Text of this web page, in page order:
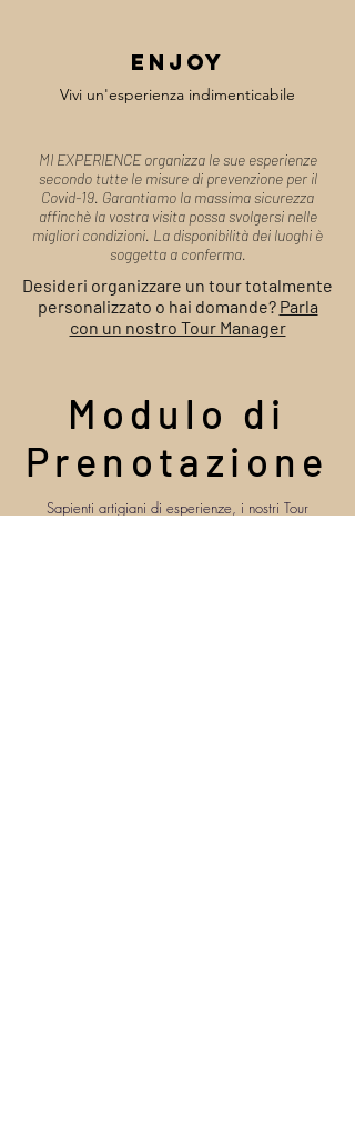
enjoy
Vivi un'esperienza indimenticabile
MI EXPERIENCE organizza le sue esperienze
secondo tutte le misure di prevenzione per il
Covid-19. Garantiamo la massima sicurezza
affinchè la vostra visita possa svolgersi nelle
migliori condizioni. La disponibilità dei luoghi è
soggetta a conferma.
Desideri organizzare un tour totalmente
personalizzato o hai domande? Parla
con un nostro Tour Manager
Modulo di
Prenotazione
Sapienti artigiani di esperienze, i nostri Tour